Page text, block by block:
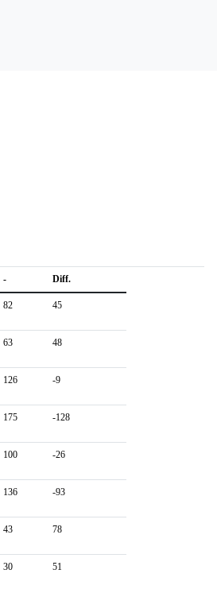
- Diff.
82 45
63 48
126 -9
175 -128
100 -26
136 -93
43 78
30 51